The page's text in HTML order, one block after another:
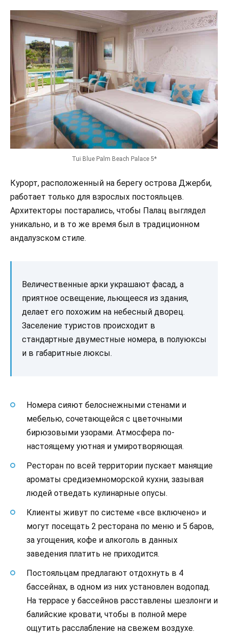
Tui Blue Palm Beach Palace 5*
Курорт, расположенный на берегу острова Джерби,
работает только для взрослых постояльцев.
Архитекторы постарались, чтобы Палац выглядел
уникально, и в то же время был в традиционном
андалузском стиле.
Величественные арки украшают фасад, а
приятное освещение, льющееся из здания,
делает его похожим на небесный дворец.
Заселение туристов происходит в
стандартные двуместные номера, в полуюксы
и в габаритные люксы.
Номера сияют белоснежными стенами и
мебелью, сочетающейся с цветочными
бирюзовыми узорами. Атмосфера по-
настоящему уютная и умиротворяющая.
Ресторан по всей территории пускает манящие
ароматы средиземноморской кухни, зазывая
людей отведать кулинарные опусы.
Клиенты живут по системе «все включено» и
могут посещать 2 ресторана по меню и 5 баров,
за угощения, кофе и алкоголь в данных
заведения платить не приходится.
Постояльцам предлагают отдохнуть в 4
бассейнах, в одном из них установлен водопад.
На террасе у бассейнов расставлены шезлонги и
балийские кровати, чтобы в полной мере
ощутить расслабление на свежем воздухе.